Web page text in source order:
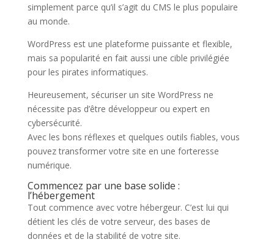
simplement parce qu’il s’agit du CMS le plus populaire
au monde.
WordPress est une plateforme puissante et flexible,
mais sa popularité en fait aussi une cible privilégiée
pour les pirates informatiques.
Heureusement, sécuriser un site WordPress ne
nécessite pas d’être développeur ou expert en
cybersécurité.
Avec les bons réflexes et quelques outils fiables, vous
pouvez transformer votre site en une forteresse
numérique.
Commencez par une base solide :
l’hébergement
Tout commence avec votre hébergeur. C’est lui qui
détient les clés de votre serveur, des bases de
données et de la stabilité de votre site.